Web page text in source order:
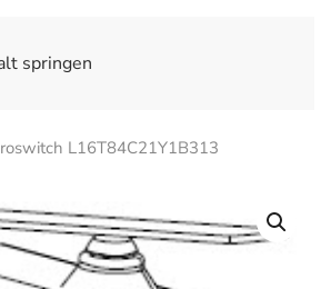
springen
L16T84C21Y1B313